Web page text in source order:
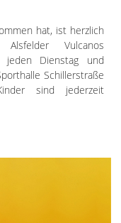
hat, ist herzlich
Vulcanos
jeden Dienstag und
Schillerstraße
sind jederzeit